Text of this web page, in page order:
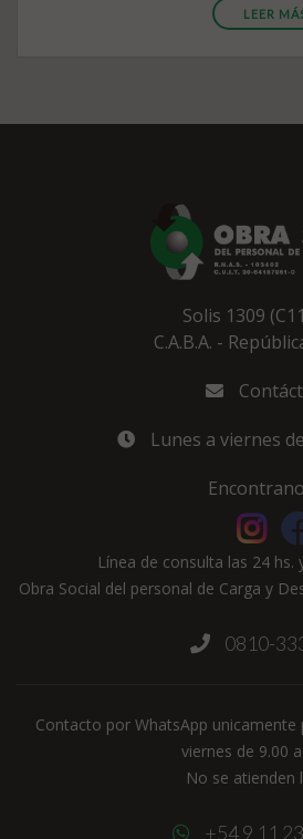
LEER
Solis 1309
C.A.B.A. -
Lunes a viernes
Línea de consulta las 24 hs.
Obra Social del personal de Carga y
0810-
Contacto por WhatsApp unicamente
viernes de 9.00
No se atienden
+54 9 11